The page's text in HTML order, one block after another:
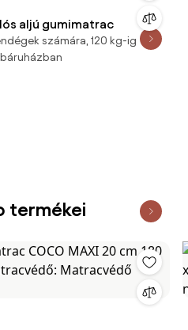
aljú gumimatrac
számára, 120 kg-ig
termékei